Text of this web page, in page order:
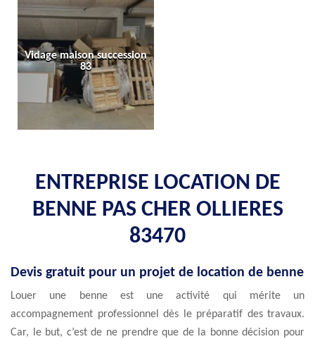
Vidage maison succession
83
ENTREPRISE LOCATION DE
BENNE PAS CHER OLLIERES
83470
Devis gratuit pour un projet de location de benne
Louer une benne est une activité qui mérite un
accompagnement professionnel dès le préparatif des travaux.
Car, le but, c’est de ne prendre que de la bonne décision pour